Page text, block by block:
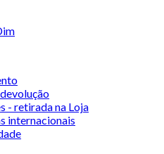
- retirada na Loja
internacionais